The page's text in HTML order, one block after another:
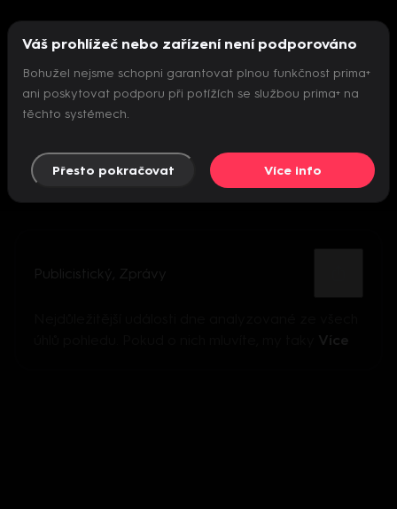
Nepodařilo se inicializovat přehrávač
Publicistický Zprávy
Více
Váš prohlížeč nebo zařízení není podporováno
Bohužel nejsme schopni garantovat plnou funkčnost prima+
ani poskytovat podporu při potížích se službou prima+ na
těchto systémech.
Přesto pokračovat Více info